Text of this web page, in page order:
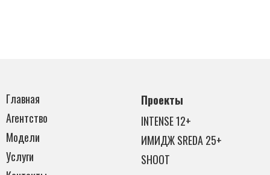
Главная
Агентство
Модели
Услуги
Проекты
INTENSE 12+
ИМИДЖ SREDA 25+
SHOOT